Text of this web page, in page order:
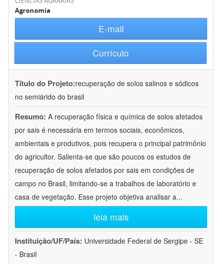
Agronomia
E-mail
Currículo
Título do Projeto:recuperação de solos salinos e sódicos
no semiárido do brasil
Resumo: A recuperação física e química de solos afetados
por sais é necessária em termos sociais, econômicos,
ambientais e produtivos, pois recupera o principal patrimônio
do agricultor. Salienta-se que são poucos os estudos de
recuperação de solos afetados por sais em condições de
campo no Brasil, limitando-se a trabalhos de laboratório e
casa de vegetação. Esse projeto objetiva analisar a...
leia mais
Instituição/UF/País: Universidade Federal de Sergipe - SE
- Brasil